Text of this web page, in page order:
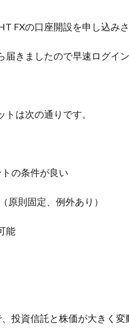
FXの口座開設を申し込み
きましたので早速ログイン
は次の通りです。
の条件が良い
原則固定、例外あり）
能
投資信託と株価が大きく